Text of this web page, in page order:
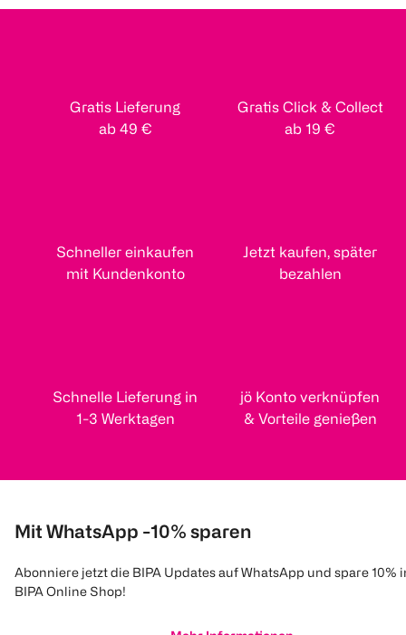
Gratis Lieferung
ab 49 €
Gratis Click & Collect
ab 19 €
Schneller einkaufen
mit Kundenkonto
Jetzt kaufen, später
bezahlen
Schnelle Lieferung in
1-3 Werktagen
jö Konto verknüpfen
& Vorteile genießen
Mit WhatsApp -10% sparen
Abonniere jetzt die BIPA Updates auf WhatsApp und spare 10%
BIPA Online Shop!